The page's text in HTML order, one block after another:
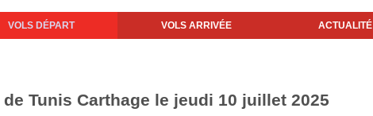
VOLS DÉPART VOLS ARRIVÉE ACTUALITÉ
Tunis Carthage le jeudi 10 juillet 2025